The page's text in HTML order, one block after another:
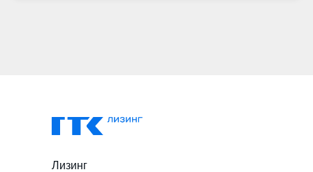
Лизинг